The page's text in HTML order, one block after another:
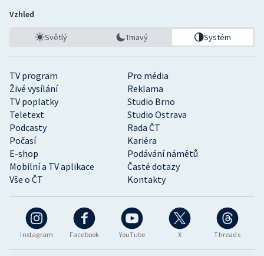
Instagram Facebook YouTube X Threads
TV program
Pro média
Živé vysílání
Reklama
TV poplatky
Studio Brno
Teletext
Studio Ostrava
Podcasty
Rada ČT
Počasí
Kariéra
E-shop
Podávání námětů
Mobilní a TV aplikace
Časté dotazy
Vše o ČT
Kontakty
Vzhled
Světlý Tmavý Systém